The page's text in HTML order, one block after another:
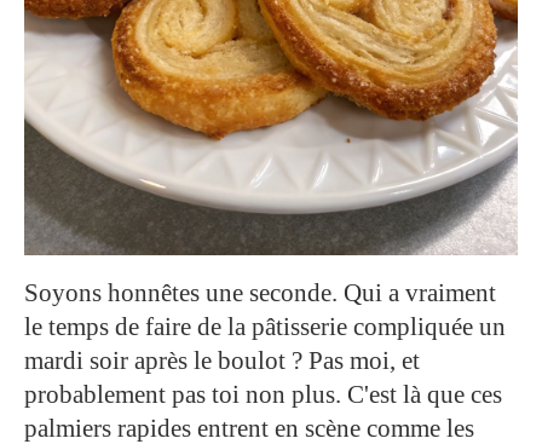
Soyons honnêtes une seconde. Qui a vraiment
le temps de faire de la pâtisserie compliquée un
mardi soir après le boulot ? Pas moi, et
probablement pas toi non plus. C'est là que ces
palmiers rapides entrent en scène comme les